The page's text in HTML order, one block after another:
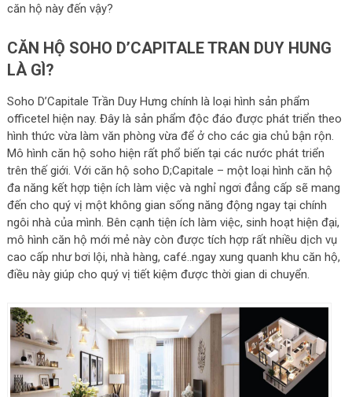
căn hộ này đến vậy?
CĂN HỘ SOHO D’CAPITALE TRAN DUY HUNG
LÀ GÌ?
Soho D’Capitale Trần Duy Hưng chính là loại hình sản phẩm
officetel hiện nay. Đây là sản phẩm độc đáo được phát triển theo
hình thức vừa làm văn phòng vừa để ở cho các gia chủ bận rộn.
Mô hình căn hộ soho hiện rất phổ biến tại các nước phát triển
trên thế giới. Với căn hộ soho D;Capitale – một loại hình căn hộ
đa năng kết hợp tiện ích làm việc và nghỉ ngơi đẳng cấp sẽ mang
đến cho quý vị một không gian sống năng động ngay tại chính
ngôi nhà của mình. Bên cạnh tiện ích làm việc, sinh hoạt hiện đại,
mô hình căn hộ mới mẻ này còn được tích hợp rất nhiều dịch vụ
cao cấp như bơi lội, nhà hàng, café..ngay xung quanh khu căn hộ,
điều này giúp cho quý vị tiết kiệm được thời gian di chuyển.